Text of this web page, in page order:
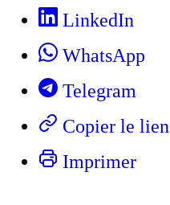
LinkedIn
WhatsApp
Telegram
Copier le lien
Imprimer